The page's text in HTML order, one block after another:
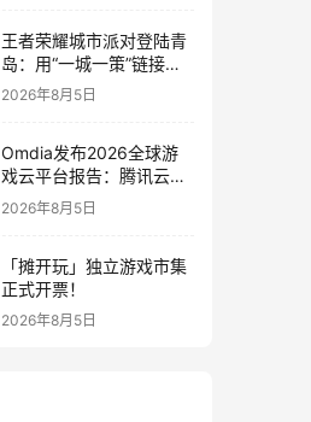
王者荣耀城市派对登陆青
岛：用“一城一策”链接海
洋场景，以双向奔赴带动
2026年8月5日
Omdia发布2026全球游
戏云平台报告：腾讯云连
续两年入选“领导者”象限
2026年8月5日
「摊开玩」独立游戏市集
正式开票！
2026年8月5日